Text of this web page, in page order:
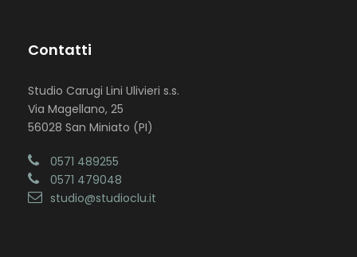
Contatti
Studio Carugi Lini Ulivieri s.s.
Via Magellano, 25
56028 San Miniato (PI)
0571 489255
0571 479048
studio@studioclu.it